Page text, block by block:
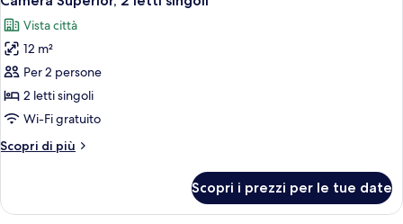
tutte
le
foto
per
Camera
Superior,
letti
Vista città
12 m²
Per 2 persone
2 letti singoli
Wi-Fi gratuito
Scopri di più
Altri
Superior,
Scopri i prezzi per le tue date